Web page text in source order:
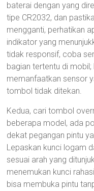
baterai dengan yang
tipe CR2032, dan
mengganti, perhatikan
indikator yang
tidak responsif, coba
bagian tertentu di
memanfaatkan sensor
tombol tidak ditekan.
Kedua, cari tombol
beberapa model, ada
dekat pegangan pintu
Lepaskan kunci logam
sesuai arah yang
menemukan kunci
bisa membuka pintu